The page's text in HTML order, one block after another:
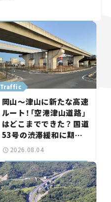
岡山～津山に新たな高速
ルート！「空港津山道路」
はどこまでできた？ 国道
53号の渋滞緩和に期待。
岡山市側でも動きが【い
Traffic
2026.08.04